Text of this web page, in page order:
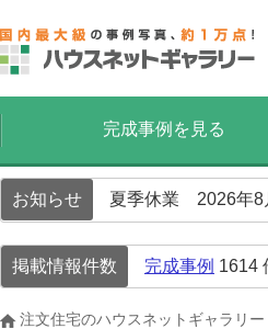
完成事例を見る
お知らせ 夏季休業 2026年8
掲載情報件数 完成事例 1614
注文住宅のハウスネットギャラリー